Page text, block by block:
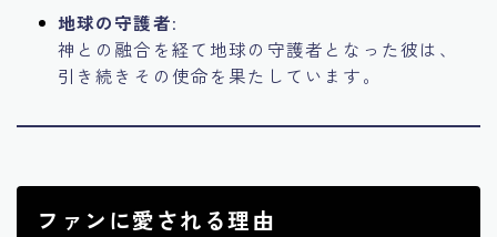
地球の守護者:
神との融合を経て地球の守護者となった彼は、
引き続きその使命を果たしています。
ファンに愛される理由